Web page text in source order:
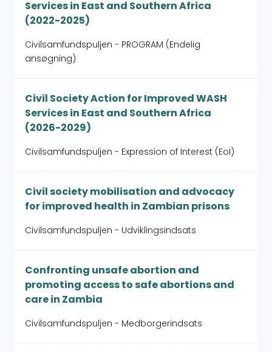
Services in East and Southern Africa
(2022-2025)
Civilsamfundspuljen - PROGRAM (Endelig
ansøgning)
Civil Society Action for Improved WASH
Services in East and Southern Africa
(2026-2029)
Civilsamfundspuljen - Expression of Interest (EoI)
Civil society mobilisation and advocacy
for improved health in Zambian prisons
Civilsamfundspuljen - Udviklingsindsats
Confronting unsafe abortion and
promoting access to safe abortions and
care in Zambia
Civilsamfundspuljen - Medborgerindsats